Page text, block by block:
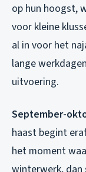
op hun hoogst,
voor kleine
al in voor het
lange
uitvoering.
September-
haast begint
het moment